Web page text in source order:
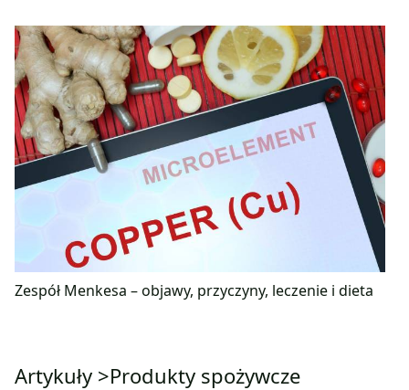
Zespół Menkesa – objawy, przyczyny, leczenie i dieta
Artykuły >Produkty spożywcze